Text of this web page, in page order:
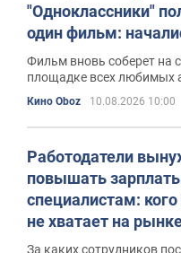
"Одноклассники"
один фильм:
Фильм вновь соберет на
площадке всех любимых
Кино Oboz 10.08.2026 10:00
Работодатели
повышать
специалистам:
не хватает на
За каких сотрудников